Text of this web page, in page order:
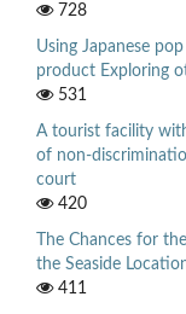
728
Using Japanese
product Exploring
531
A tourist facility
of non-
court
420
The Chances for
the Seaside
411